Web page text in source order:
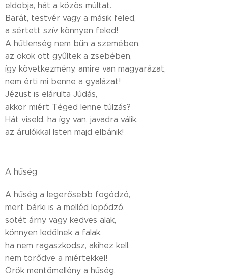
eldobja, hát a közös múltat.
Barát, testvér vagy a másik feled,
a sértett szív könnyen feled!
A hűtlenség nem bűn a szemében,
az okok ott gyűltek a zsebében,
így következmény, amire van magyarázat,
nem érti mi benne a gyalázat!
Jézust is elárulta Júdás,
akkor miért Téged lenne túlzás?
Hát viseld, ha így van, javadra válik,
az árulókkal Isten majd elbánik!
A hűség
A hűség a legerősebb fogódzó,
mert bárki is a melléd lopódzó,
sötét árny vagy kedves alak,
könnyen ledőlnek a falak,
ha nem ragaszkodsz, akihez kell,
nem törődve a miértekkel!
Örök mentőmellény a hűség,